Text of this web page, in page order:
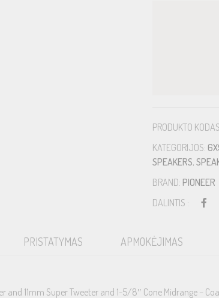
PRODUKTO
KATEGORIJOS:
SPEAKERS,
BRAND: PIONEER
DALINTIS :
PRISTATYMAS APMOKĖJIMAS
11mm Super Tweeter and 1-5/8″ Cone Midrange –